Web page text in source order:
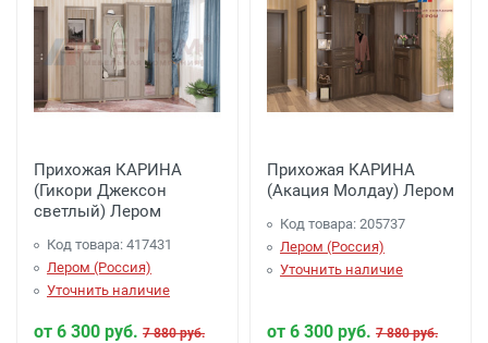
Прихожая КАРИНА
(Гикори Джексон
светлый) Лером
Код товара: 417431
Лером (Россия)
Уточнить наличие
от 6 300 руб. 7 880 руб.
Прихожая КАРИНА
(Акация Молдау) Лером
Код товара: 205737
Лером (Россия)
Уточнить наличие
от 6 300 руб. 7 880 руб.